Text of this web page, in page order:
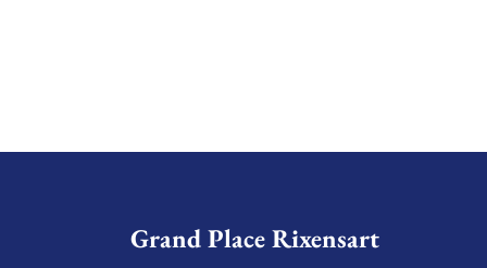
Grand Place Rixensart